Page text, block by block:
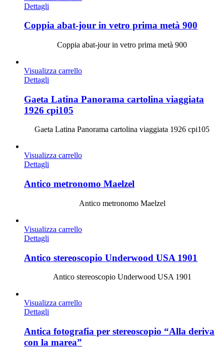
Dettagli
Coppia abat-jour in vetro prima metà 900
Coppia abat-jour in vetro prima metà 900
Visualizza carrello
Dettagli
Gaeta Latina Panorama cartolina viaggiata
1926 cpi105
Gaeta Latina Panorama cartolina viaggiata 1926 cpi105
Visualizza carrello
Dettagli
Antico metronomo Maelzel
Antico metronomo Maelzel
Visualizza carrello
Dettagli
Antico stereoscopio Underwood USA 1901
Antico stereoscopio Underwood USA 1901
Visualizza carrello
Dettagli
Antica fotografia per stereoscopio “Alla deriva
con la marea”